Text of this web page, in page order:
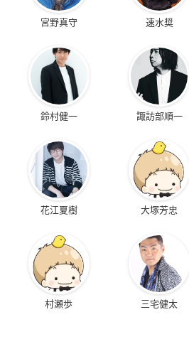
宮野真守 速水奨
鈴村健一 諏訪部順一
花江夏樹 大塚芳忠
村瀬歩 三宅健太